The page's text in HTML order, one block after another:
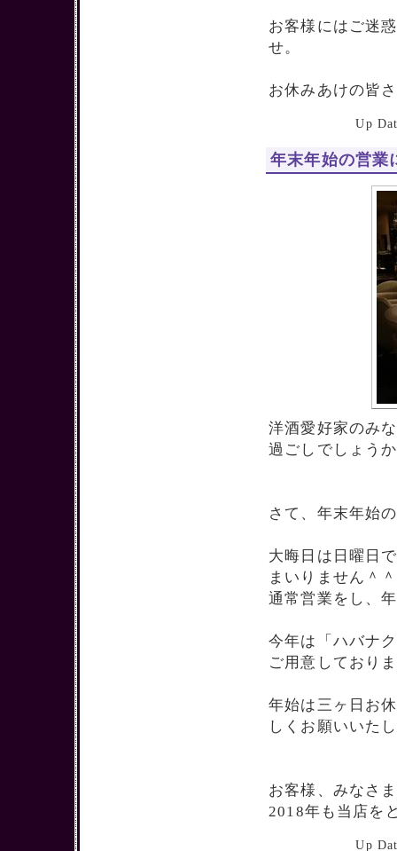
お客様にはご迷
せ。
お休みあけの皆
Up
年末年始の営業
洋酒愛好家のみ
過ごしでしょう
さて、年末年始
大晦日は日曜日
まいりません＾＾
通常営業をし、
今年は「ハバナ
ご用意しており
年始は三ヶ日お
しくお願いいた
お客様、みなさ
2018年も当店を
Up